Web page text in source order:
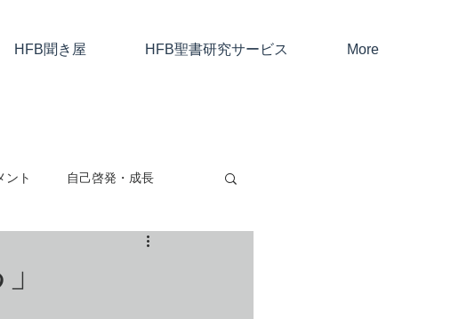
HFB聞き屋 HFB聖書研究サービス More
ント 自己啓発・成長